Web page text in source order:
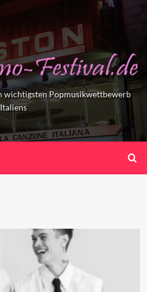
wichtigsten Popmusikwettbewerb
Italiens